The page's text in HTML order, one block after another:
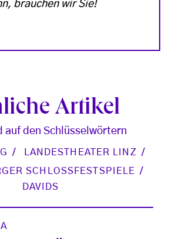
brauchen wir Sie!
Artikel
auf den Schlüsselwörtern
LANDESTHEATER LINZ
SCHLOSSFESTSPIELE
DAVIDS